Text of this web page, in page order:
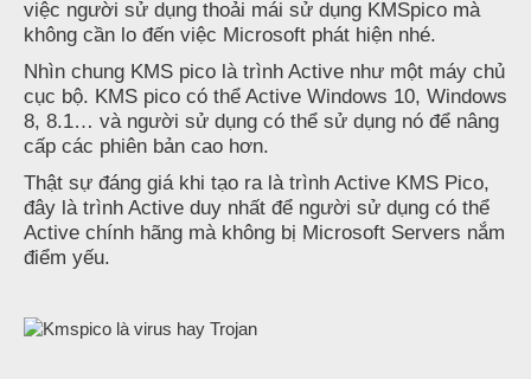
việc người sử dụng thoải mái sử dụng KMSpico mà
không cần lo đến việc Microsoft phát hiện nhé.
Nhìn chung KMS pico là trình Active như một máy chủ
cục bộ. KMS pico có thể Active Windows 10, Windows
8, 8.1… và người sử dụng có thể sử dụng nó để nâng
cấp các phiên bản cao hơn.
Thật sự đáng giá khi tạo ra là trình Active KMS Pico,
đây là trình Active duy nhất để người sử dụng có thể
Active chính hãng mà không bị Microsoft Servers nắm
điểm yếu.